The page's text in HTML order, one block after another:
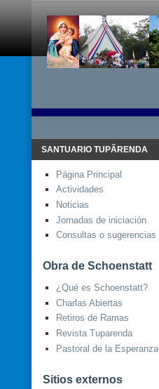
SANTUARIO TUPÃRENDA
Página Principal
Actividades
Noticias
Jornadas de iniciación
Consultas o sugerencias
Obra de Schoenstatt
¿Qué es Schoenstatt?
Charlas Abiertas
Retiros de Ramas
Revista Tuparenda
Pastoral de la Esperanza
Sitios externos